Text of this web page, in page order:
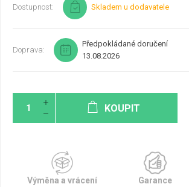
Dostupnost: Skladem u dodavatele
Doprava:
Předpokládané doručení
13.08.2026
KOUPIT
Výměna a vrácení
Garance